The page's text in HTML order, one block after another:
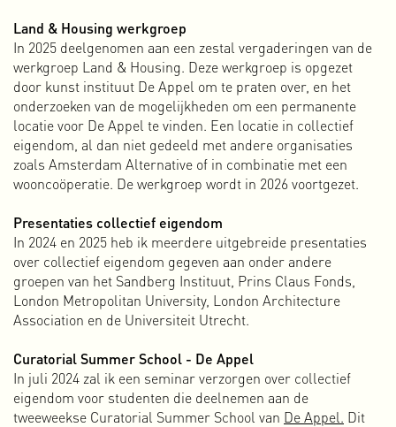
Hoe ben ik gekomen waar ik nu ben?
OLVG
Na een fantastische tijd op de kunstacademie van
Maastricht verhuisde ik in 1997 naar Amsterdam. Ik ging
aan de slag bij een videobedrijf en belande vrij snel (bij
toeval) in de kraakscene. In 1998 hielp ik met de kraak van
twee vleugels van het OLVG ziekenhuis in Oost. Ik nam een
van de vele kamers in gebruik als atelier en een ander
groep mensen het pand steeds bewoonbaarder maakten,
begonnen we ook met het organiseren van exposities en
feestjes.
Het was een vrij aardig georganiseerdehappy chaosdie ik
nooit meer zal vergeten, maar helaas werden we na zo’n 1,5
jaar ontruimd en moesten we op zoek naar een nieuw pand.
OT301
Een aantal maanden na de ontruiming werd op 14
november 1999 de OT301 (de oude filmacademie van
Amsterdam) gekraakt. Iets kleiner dan het ziekenhuis, maar
Land & Housing werkgroep
In 2025 deelgenomen aan een zestal vergaderingen van de
werkgroep Land & Housing. Deze werkgroep is opgezet
door kunst instituut De Appel om te praten over, en het
onderzoeken van de mogelijkheden om een permanente
locatie voor De Appel te vinden. Een locatie in collectief
eigendom, al dan niet gedeeld met andere organisaties
zoals Amsterdam Alternative of in combinatie met een
wooncoöperatie. De werkgroep wordt in 2026 voortgezet.
Presentaties collectief eigendom
In 2024 en 2025 heb ik meerdere uitgebreide presentaties
over collectief eigendom gegeven aan onder andere
groepen van het Sandberg Instituut, Prins Claus Fonds,
London Metropolitan University, London Architecture
Association en de Universiteit Utrecht.
Curatorial Summer School - De Appel
In juli 2024 zal ik een seminar verzorgen over collectief
eigendom voor studenten die deelnemen aan de
tweeweekse Curatorial Summer School van De Appel. Dit